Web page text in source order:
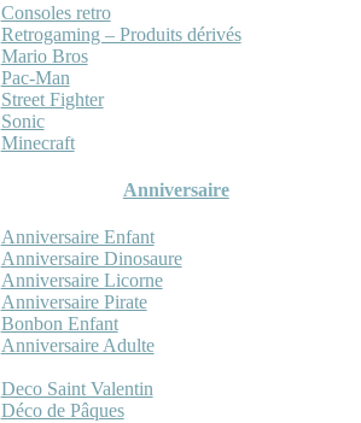
Consoles retro
Retrogaming – Produits dérivés
Mario Bros
Pac-Man
Street Fighter
Sonic
Minecraft
Anniversaire
Anniversaire Enfant
Anniversaire Dinosaure
Anniversaire Licorne
Anniversaire Pirate
Bonbon Enfant
Anniversaire Adulte
Deco Saint Valentin
Déco de Pâques